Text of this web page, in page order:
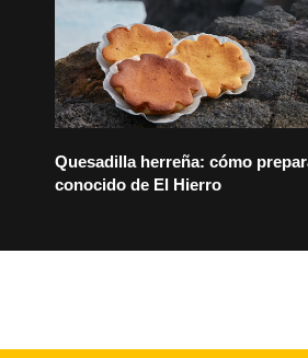
Quesadilla herreña: cómo
conocido de El Hierro